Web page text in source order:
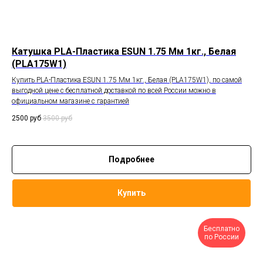
Катушка PLA-Пластика ESUN 1.75 Мм 1кг., Белая
(PLA175W1)
Купить PLA-Пластика ESUN 1.75 Мм 1кг., Белая (PLA175W1), по самой
выгодной цене с бесплатной доставкой по всей России можно в
официальном магазине с гарантией
2500 руб 3500 руб
Подробнее
Купить
Бесплатно
по России